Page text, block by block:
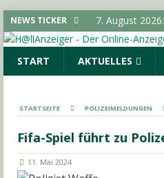
NEWS TICKER 7. August 2026:
7. August 2026:
(SAALE) &
LOKALE
START AKTUELLES
STARTSEITE POLIZEIMELDUNGEN
Fifa-Spiel führt zu
11. Mai 2024